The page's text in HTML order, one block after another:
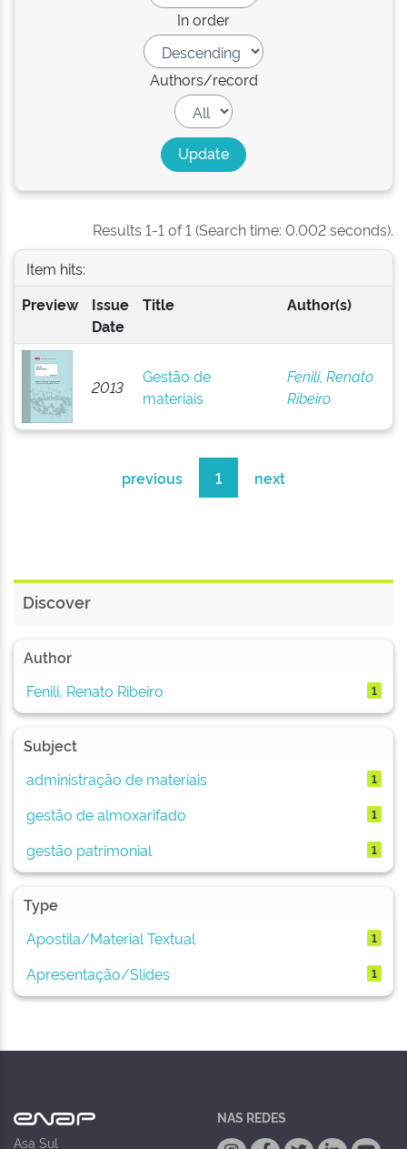
In order
Authors/record
Results 1-1 of 1 (Search time: 0.002 seconds).
Item hits:
Preview
Issue
Date
Title Author(s)
2013
Gestão de
materiais
Fenili, Renato
Ribeiro
previous 1 next
Discover
Author
Fenili, Renato Ribeiro
1
Subject
administração de materiais
1
gestão de almoxarifado 1
gestão patrimonial 1
Type
Apostila/Material Textual
1
Apresentação/Slides 1
Asa Sul
NAS REDES